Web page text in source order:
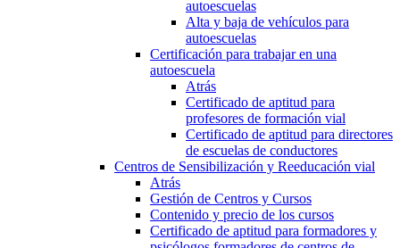
autoescuelas
Alta y baja de vehículos para
autoescuelas
Certificación para trabajar en una
autoescuela
Atrás
Certificado de aptitud para
profesores de formación vial
Certificado de aptitud para directores
de escuelas de conductores
Centros de Sensibilización y Reeducación vial
Atrás
Gestión de Centros y Cursos
Contenido y precio de los cursos
Certificado de aptitud para formadores y